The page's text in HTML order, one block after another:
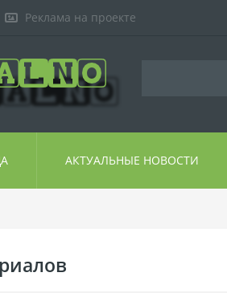
Реклама на проекте
АКТУАЛЬНЫЕ НОВОСТИ